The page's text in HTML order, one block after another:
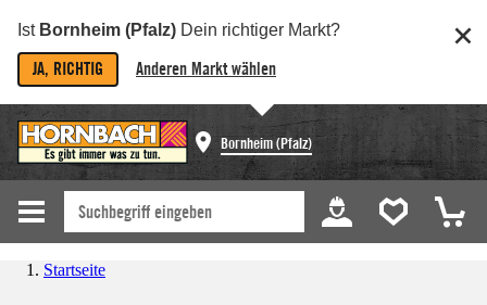
Ist Bornheim (Pfalz) Dein richtiger Markt?
JA, RICHTIG Anderen Markt wählen
Bornheim (Pfalz)
Startseite